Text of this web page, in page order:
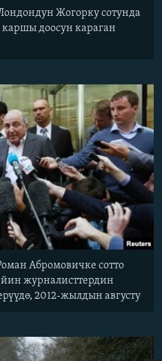
Жогорку сотунда
доосун караган
Абромовичке сотто
журналисттердин
2012-жылдын августу